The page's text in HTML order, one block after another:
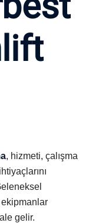
, hizmeti, çalışma
gelir.